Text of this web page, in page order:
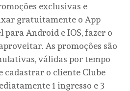
exclusivas e
gratuitamente o App
para Android e IOS, fazer o
As promoções são
válidas por tempo
cadastrar o cliente Clube
1 ingresso e 3